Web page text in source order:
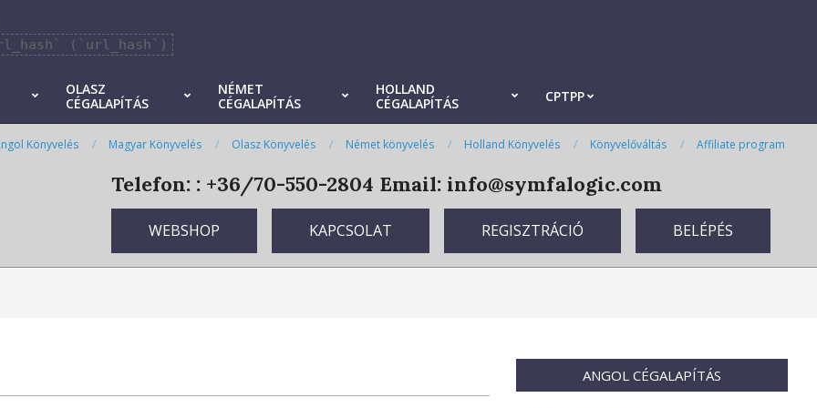
(`url_hash`)
OLASZ
CÉGALAPÍTÁS
NÉMET
CÉGALAPÍTÁS
HOLLAND
CÉGALAPÍTÁS
CPTPP
Könyvelés Magyar Könyvelés Olasz Könyvelés Német könyvelés Holland Könyvelés Könyvelőváltás Affiliate program
Telefon: : +36/70-550-2804 Email: info@symfalogic.com
WEBSHOP KAPCSOLAT REGISZTRÁCIÓ BELÉPÉS
ANGOL CÉGALAPÍTÁS